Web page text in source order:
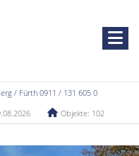
/ Fürth 0911 / 131 605 0
Objekte: 102